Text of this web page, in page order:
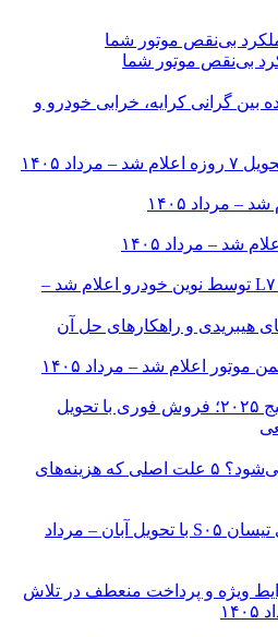
بی‌نقص موتور شما
بین گرانی کرایه، خرابی خودرو و
– مرداد ۱۴۰۵
فروش اقساطی لوکانو L۸ و L۷ توسط نوین خودرو اعلام شد –
هیبریدی و راهکارهای حل آن
اعلام شد – مرداد ۱۴۰۵
فرصت ویژه خرید کیا اسپورتیج ۲۰۲۵؛ فروش فوری با تحویل
چرا کاتالیزور خودرو خراب می‌شود؟ ۵ علت اصلی که هزینه‌های
پیش فروش نقدی و اقساطی تیسان S۰۵ با تحویل آبان – مرداد
ویژه و پرداخت منعطف در تلاش